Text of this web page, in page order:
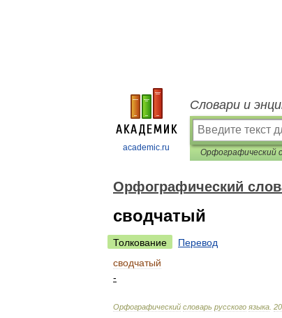
academic.ru
Словари и
Орфографический
сводчатый
Толкование
Перевод
сводчатый
-
Орфографический словарь русского языка